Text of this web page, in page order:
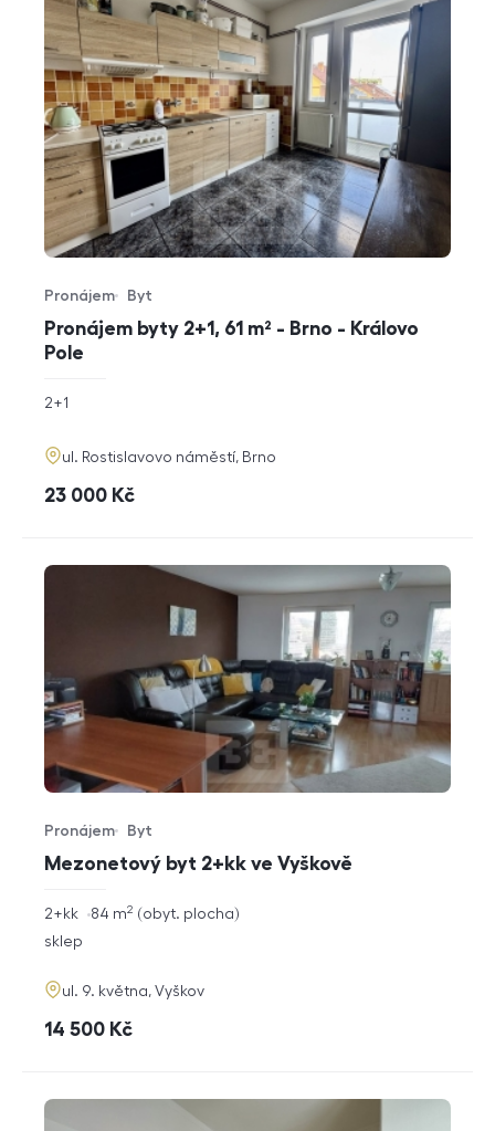
Pronájem byty 2+1, 61 m² - Brno - Královo
Pole
Typ nabídky
Pronájem
Typ nemovitosti
Byt
rozměry
dispozice
2+1
adresa
ul. Rostislavovo náměstí, Brno
cena
23 000 Kč
Mezonetový byt 2+kk ve Vyškově
Typ nabídky
Pronájem
Typ nemovitosti
Byt
rozměry
2+kk obyt. plocha
84 m2
funkce
sklep
adresa
ul. 9. května, Vyškov
cena
14 500 Kč